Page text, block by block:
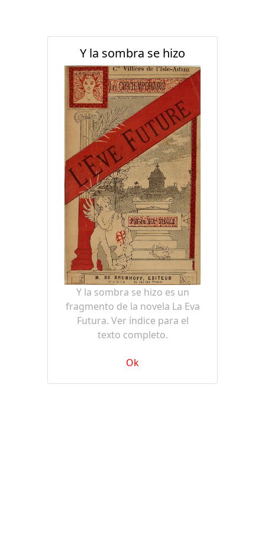
Y la sombra se hizo
Y la sombra se hizo es un
fragmento de la novela La Eva
Futura. Ver índice para el
texto completo.
Ok